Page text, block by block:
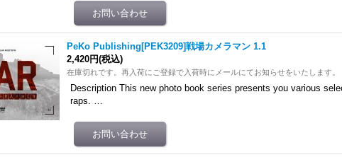
PeKo Publishing[PEK3209]戦場カメラマン 1.1
2,420円(税込)
在庫切れです。再入荷にご登録で入荷時にメールにてお知らせをいたします。
Description This new photo book series presents you various
raps. …